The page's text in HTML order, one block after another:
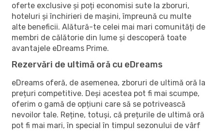
oferte exclusive și poți economisi sute la zboruri,
hoteluri și închirieri de mașini, împreună cu multe
alte beneficii. Alătură-te celei mai mari comunități de
membri de călătorie din lume și descoperă toate
avantajele eDreams Prime.
Rezervări de ultimă oră cu eDreams
eDreams oferă, de asemenea, zboruri de ultimă oră la
prețuri competitive. Deși acestea pot fi mai scumpe,
oferim o gamă de opțiuni care să se potrivească
nevoilor tale. Reține, totuși, că prețurile de ultimă oră
pot fi mai mari, în special în timpul sezonului de vârf